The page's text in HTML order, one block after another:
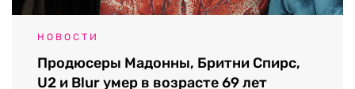
НОВОСТИ
Продюсеры Мадонны, Бритни Спирс,
U2 и Blur умер в возрасте 69 лет